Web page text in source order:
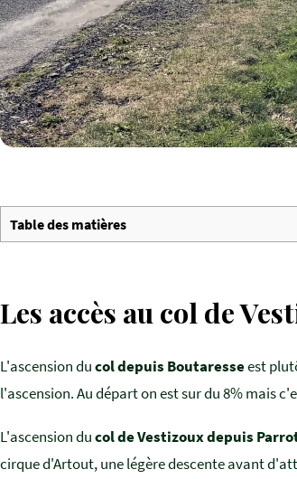
Table des matières
Les accès au col de
L'ascension ducol depuis Boutaresseest
l'ascension. Au départ on est sur du 8% mais
L'ascension ducol de Vestizoux depuis
cirque d'Artout, une légère descente avant